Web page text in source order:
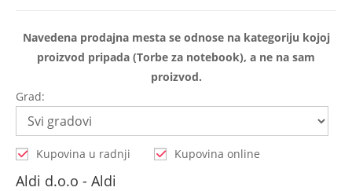
Navedena prodajna mesta se odnose na kategoriju kojoj
proizvod pripada (Torbe za notebook), a ne na sam
proizvod.
Grad:
Kupovina u radnji Kupovina online
Aldi d.o.o - Aldi